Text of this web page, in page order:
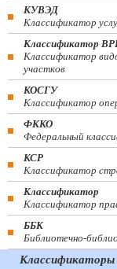
КУВЭД
Классификатор
Классификатор
Классификатор
участков
КОСГУ
Классификатор
ФККО
Федеральный
КСР
Классификатор
Классификатор
Классификатор
ББК
Библиотечно-